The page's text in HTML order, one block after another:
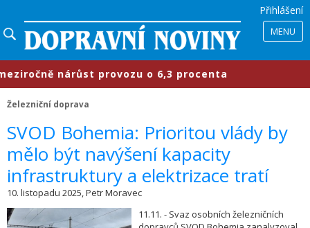
Přihlášení
MENU
nárůst provozu o 6,3 procenta
Železniční doprava
​SVOD Bohemia: Prioritou vlády by
mělo být navýšení kapacity
infrastruktury a elektrizace tratí
10. listopadu 2025, Petr Moravec
11.11. - Svaz osobních železničních